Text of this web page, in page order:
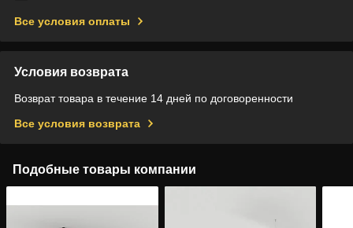
Все условия оплаты
Условия возврата
Возврат товара в течение 14 дней по договоренности
Все условия возврата
Подобные товары компании